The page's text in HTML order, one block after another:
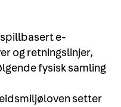
e-
og retningslinjer,
fysisk samling
setter